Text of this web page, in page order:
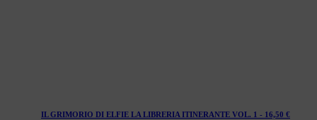
IL GRIMORIO DI ELFIE LA LIBRERIA ITINERANTE VOL. 1 - 16,50 €